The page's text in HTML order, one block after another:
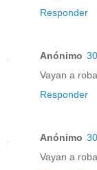
Responder
Anónimo
Vayan a
Responder
Anónimo
Vayan a